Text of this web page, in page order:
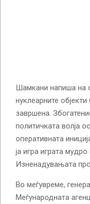
Шамкани напиша на
нуклеарните
завршена.
политичката волја
оперативната
ја игра играта
Изненадувањата
Во меѓувреме,
Меѓународната